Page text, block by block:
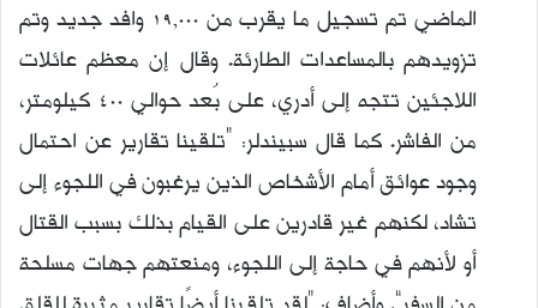
الماضي تم تسجيل ما يقرب من 19,000 وافد جديد وتم
تزويدهم بالمساعدات الطارئة. وقال إن معظم عائلات
اللاجئين تتجه إلى أدري، على بُعد حوالي 400 كيلومتر،
من الفاشر. كما قال سبيندلر: “تلقينا تقارير عن احتمال
وجود عوائق أمام الأشخاص الذين يرغبون في اللجوء إلى
تشاد، لكنهم غير قادرين على القيام بذلك بسبب القتال
أو لأنهم في حاجة إلى اللجوء، ومنعتهم جهات مسلحة